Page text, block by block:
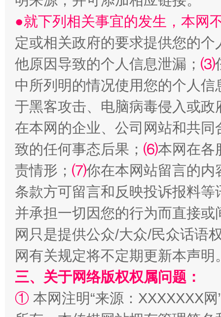
揭批美国五大"原罪"
解纷+调解+退费，一次搞定
●就下列相关事宜的发生，本网
定或相关政府的要求提供您的个
他原因导致的个人信息泄漏； ⑶
中所列明的情况使用您的个人
于黑客攻击、电脑病毒侵入或
在本网的企业、公司网站和共
致的任何事态后果； ⑹本网在各
责情形； ⑺你在本网站留言的内
条款方可留言和反映投诉报料
并承担一切因您的行为而直接
网只是提供公众/大众/民众话语
网有关规定将不定期更新本声明
三、关于网络版权权属问题：
① 本网注明“来源：XXXXXXX